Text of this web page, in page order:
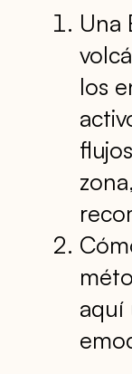
Una
los
aquí